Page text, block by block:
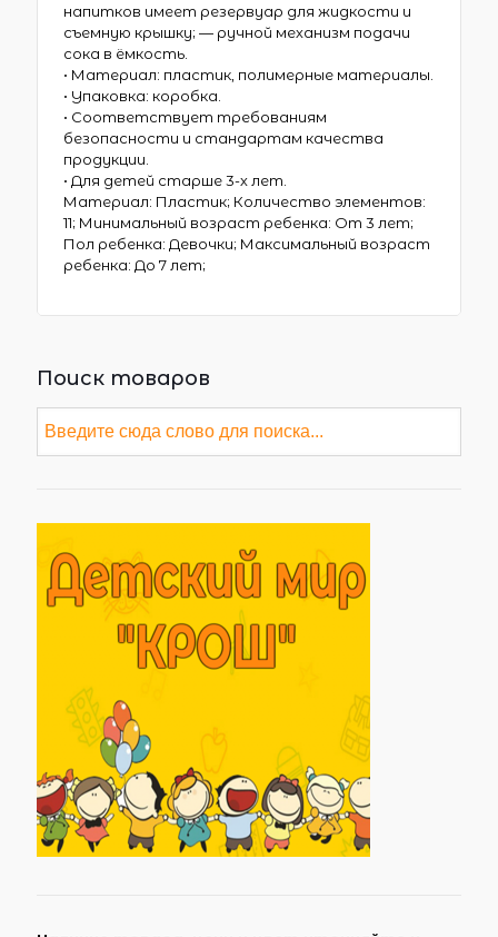
напитков имеет резервуар для жидкости и
съемную крышку; — ручной механизм подачи
сока в ёмкость.
• Материал: пластик, полимерные материалы.
• Упаковка: коробка.
• Соответствует требованиям
безопасности и стандартам качества
продукции.
• Для детей старше 3-х лет.
Материал: Пластик; Количество элементов:
11; Минимальный возраст ребенка: От 3 лет;
Пол ребенка: Девочки; Максимальный возраст
ребенка: До 7 лет;
Поиск товаров